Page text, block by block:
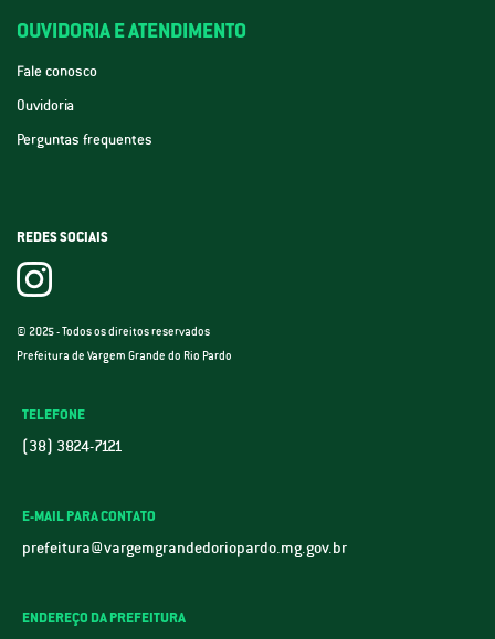
OUVIDORIA E ATENDIMENTO
Fale conosco
Ouvidoria
Perguntas frequentes
REDES SOCIAIS
© 2025 - Todos os direitos reservados
Prefeitura de Vargem Grande do Rio Pardo
TELEFONE
(38) 3824-7121
E-MAIL PARA CONTATO
prefeitura@vargemgrandedoriopardo.mg.gov.br
ENDEREÇO DA PREFEITURA